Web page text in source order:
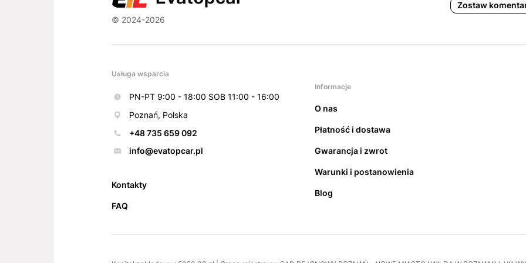
© 2024-2026
Zostaw
Usługa wsparcia
PN-PT 9:00 - 18:00 SOB 11:00 - 16:00
Poznań, Polska
+48 735 659 092
info@evatopcar.pl
Kontakty
FAQ
Informacje
O nas
Płatność i dostawa
Gwarancja i zwrot
Warunki i postanowienia
Blog